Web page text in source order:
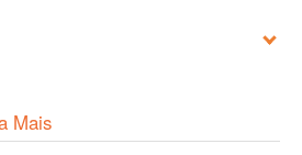
Mais